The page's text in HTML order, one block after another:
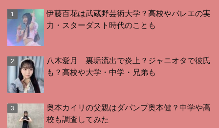
伊藤百花は武蔵野芸術大学？高校やバレエの実
力・スターダスト時代のことも
八木愛月 裏垢流出で炎上？ジャニオタで彼氏
も？高校や大学・中学・兄弟も
奥本カイリの父親はダパンプ奥本健？中学や高
校も調査してみた